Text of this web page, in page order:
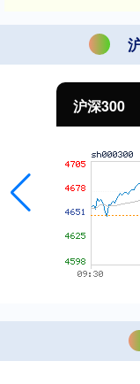
沪深300